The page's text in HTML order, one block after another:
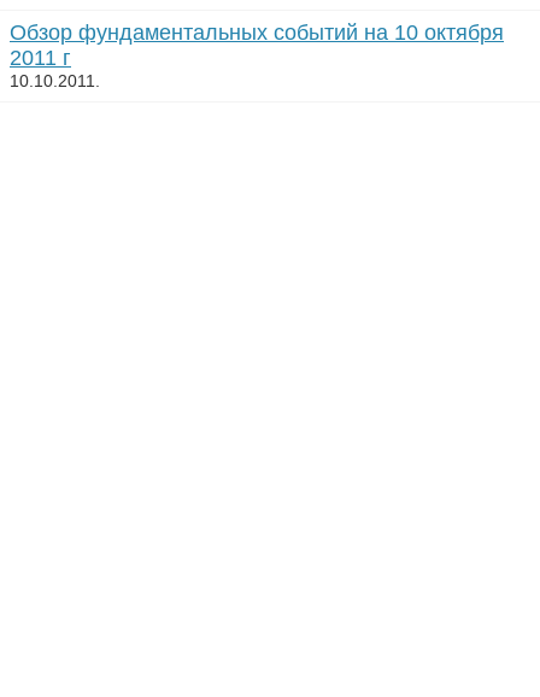
Обзор фундаментальных событий на 10 октября
2011 г
10.10.2011.